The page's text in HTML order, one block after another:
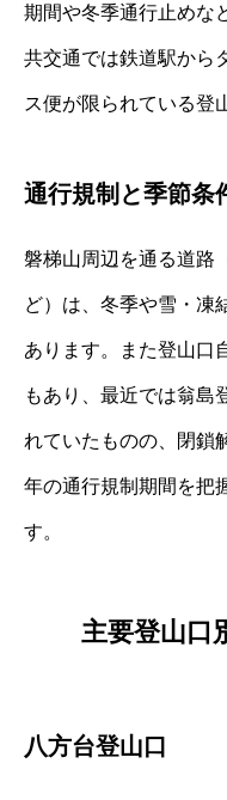
期間や冬季通行止めな
共交通では鉄道駅から
ス便が限られている登
通行規制と季節条
磐梯山周辺を通る道路
ど）は、冬季や雪・凍
あります。また登山口
もあり、最近では翁島
れていたものの、閉鎖
年の通行規制期間を把
す。
主要登山口
八方台登山口